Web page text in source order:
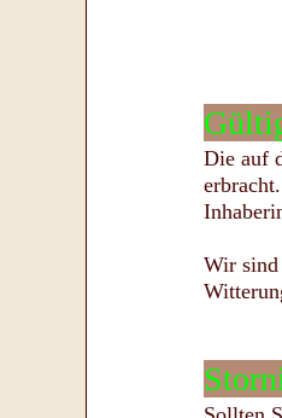
Die auf
Wir sind